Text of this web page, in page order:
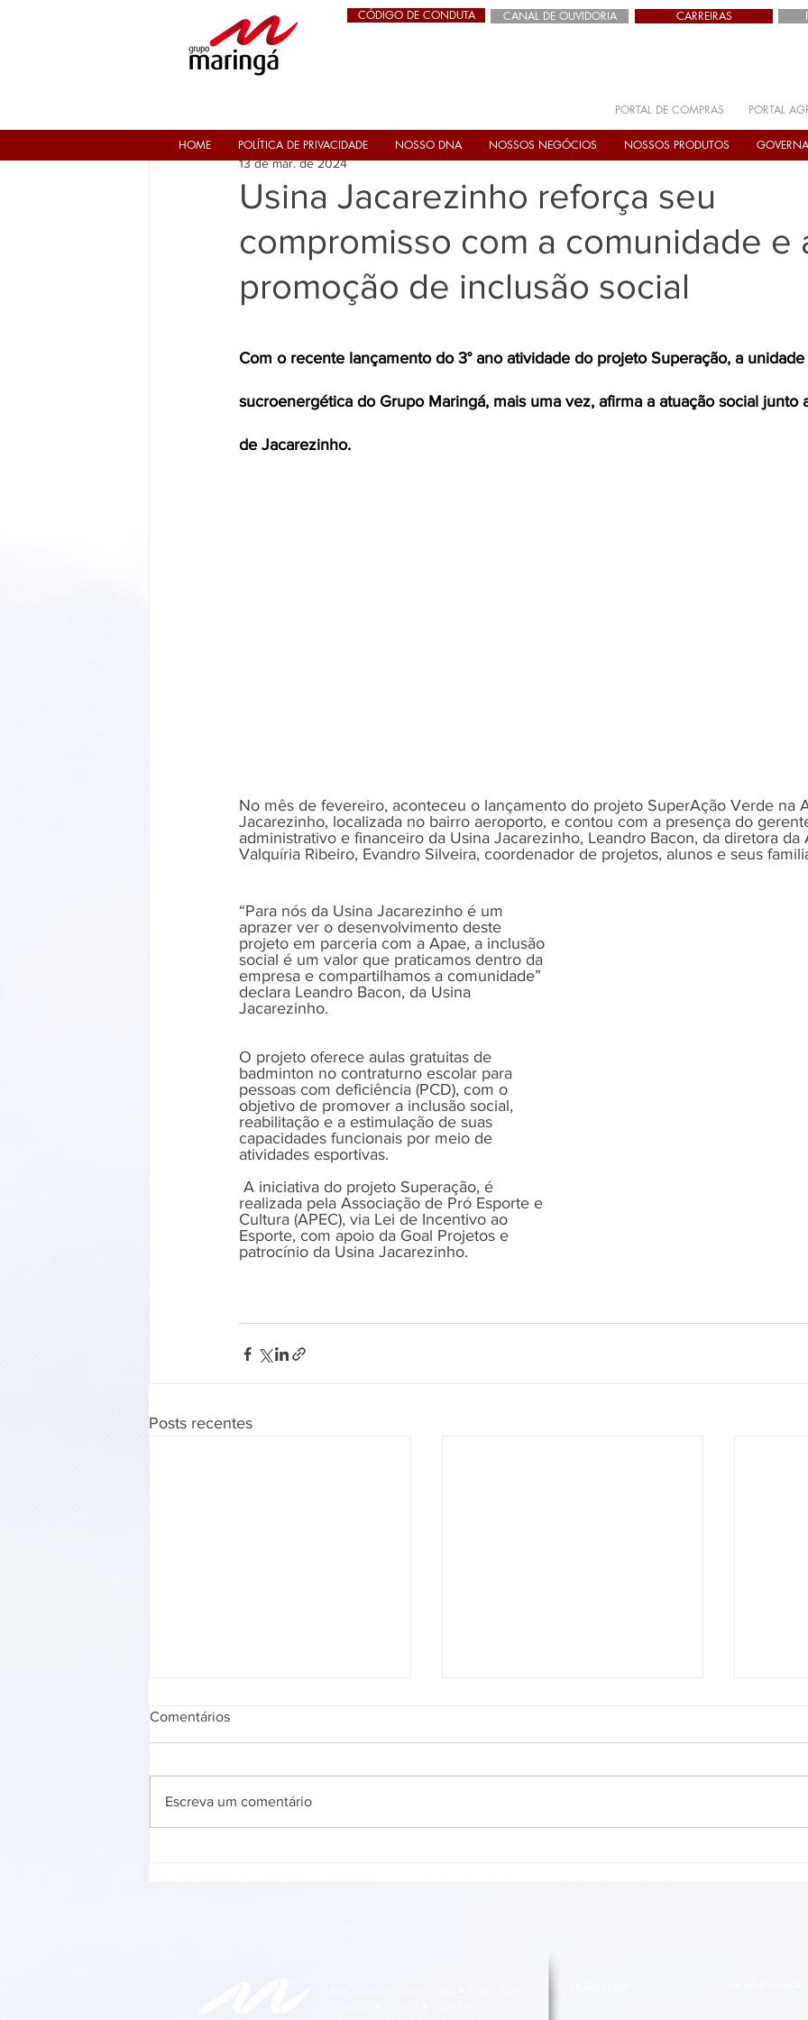
CÓDIGO DE CONDUTA CANAL DE OUVIDORIA CARREIRAS
PORTAL DE COMPRAS PORTAL
HOME POLÍTICA DE PRIVACIDADE NOSSO DNA NOSSOS NEGÓCIOS NOSSOS PRODUTOS
Usina Jacarezinho reforça seu
compromisso com a comunidade e
promoção de inclusão social
13 de mar. de 2024
Com o recente lançamento do 3° ano atividade do projeto Superação, a unidade
sucroenergética do Grupo Maringá, mais uma vez, afirma a atuação social
de Jacarezinho.
No mês de fevereiro, aconteceu o lançamento do projeto SuperAção Verde na
Jacarezinho, localizada no bairro aeroporto, e contou com a presença do
administrativo e financeiro da Usina Jacarezinho, Leandro Bacon, da diretora da
Valquíria Ribeiro, Evandro Silveira, coordenador de projetos, alunos e seus
“Para nós da Usina Jacarezinho é um
aprazer ver o desenvolvimento deste
projeto em parceria com a Apae, a inclusão
social é um valor que praticamos dentro da
empresa e compartilhamos a comunidade”
declara Leandro Bacon, da Usina
Jacarezinho.
O projeto oferece aulas gratuitas de
badminton no contraturno escolar para
pessoas com deficiência (PCD), com o
objetivo de promover a inclusão social,
reabilitação e a estimulação de suas
capacidades funcionais por meio de
atividades esportivas.
A iniciativa do projeto Superação, é
realizada pela Associação de Pró Esporte e
Cultura (APEC), via Lei de Incentivo ao
Esporte, com apoio da Goal Projetos e
patrocínio da Usina Jacarezinho.
Posts recentes
Comentários
Escreva um comentário